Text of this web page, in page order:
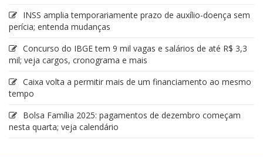
INSS amplia temporariamente prazo de auxílio-doença sem
perícia; entenda mudanças
Concurso do IBGE tem 9 mil vagas e salários de até R$ 3,3
mil; veja cargos, cronograma e mais
Caixa volta a permitir mais de um financiamento ao mesmo
tempo
Bolsa Família 2025: pagamentos de dezembro começam
nesta quarta; veja calendário